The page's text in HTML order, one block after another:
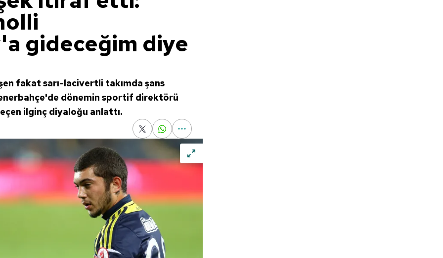
gideceğim diye
fakat sarı-lacivertli takımda şans
dönemin sportif direktörü
ilginç diyaloğu anlattı.